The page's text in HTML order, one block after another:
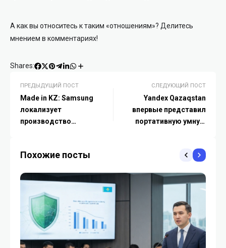
А как вы относитесь к таким «отношениям»? Делитесь
мнением в комментариях!
Shares:
ПРЕДЫДУЩИЙ ПОСТ
Made in KZ: Samsung
локализует
производство
СЛЕДУЮЩИЙ ПОСТ
Yandex Qazaqstan
впервые представил
портативную умную
управления умным
Похожие посты